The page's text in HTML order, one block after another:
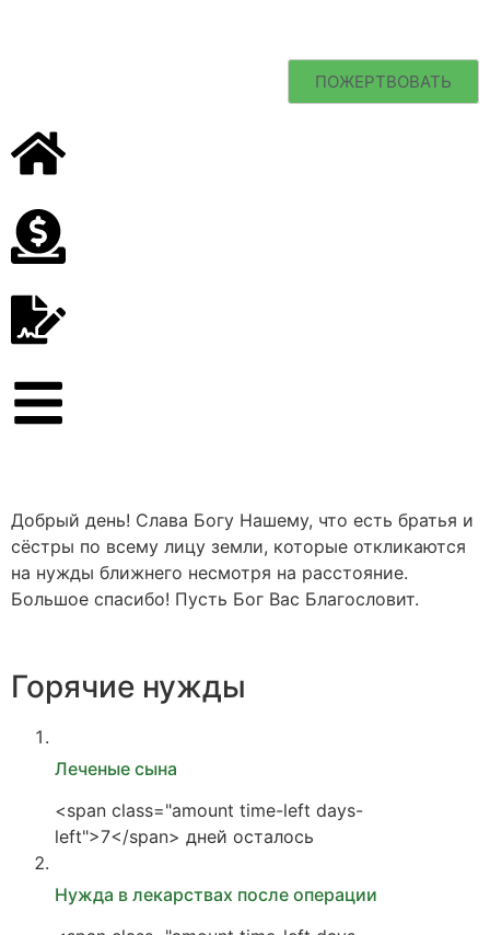
ПОЖЕРТВОВАТЬ
Добрый день! Слава Богу Нашему, что есть братья и
сёстры по всему лицу земли, которые откликаются
на нужды ближнего несмотря на расстояние.
Большое спасибо! Пусть Бог Вас Благословит.
Горячие нужды
Леченые сына
<span class="amount time-left days-
left">7</span> дней осталось
Нужда в лекарствах после операции